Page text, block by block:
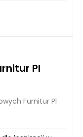
Pl
Furnitur Pl